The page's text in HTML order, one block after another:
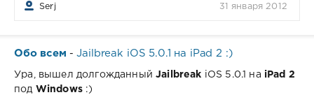
Serj 31 января 2012
Обо всем -Jailbreak iOS 5.0.1 на iPad 2 :)
Ура, вышел долгожданныйJailbreak iOS 5.0.1 на iPad 2
под Windows:)